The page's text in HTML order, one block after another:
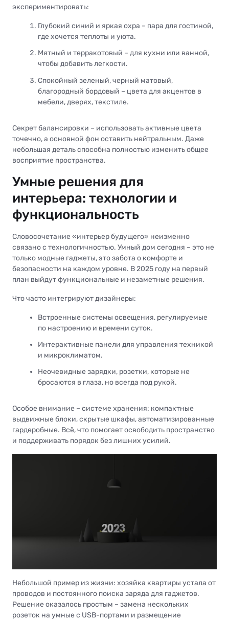
экспериментировать:
Глубокий синий и яркая охра – пара для гостиной,
где хочется теплоты и уюта.
Мятный и терракотовый – для кухни или ванной,
чтобы добавить легкости.
Спокойный зеленый, черный матовый,
благородный бордовый – цвета для акцентов в
мебели, дверях, текстиле.
Секрет балансировки – использовать активные цвета
точечно, а основной фон оставить нейтральным. Даже
небольшая деталь способна полностью изменить общее
восприятие пространства.
Умные решения для
интерьера: технологии и
функциональность
Словосочетание «интерьер будущего» неизменно
связано с технологичностью. Умный дом сегодня – это не
только модные гаджеты, это забота о комфорте и
безопасности на каждом уровне. В 2025 году на первый
план выйдут функциональные и незаметные решения.
Что часто интегрируют дизайнеры:
Встроенные системы освещения, регулируемые
по настроению и времени суток.
Интерактивные панели для управления техникой
и микроклиматом.
Неочевидные зарядки, розетки, которые не
бросаются в глаза, но всегда под рукой.
Особое внимание – системе хранения: компактные
выдвижные блоки, скрытые шкафы, автоматизированные
гардеробные. Всё, что помогает освободить пространство
и поддерживать порядок без лишних усилий.
Небольшой пример из жизни: хозяйка квартиры устала от
проводов и постоянного поиска заряда для гаджетов.
Решение оказалось простым – замена нескольких
розеток на умные с USB-портами и размещение